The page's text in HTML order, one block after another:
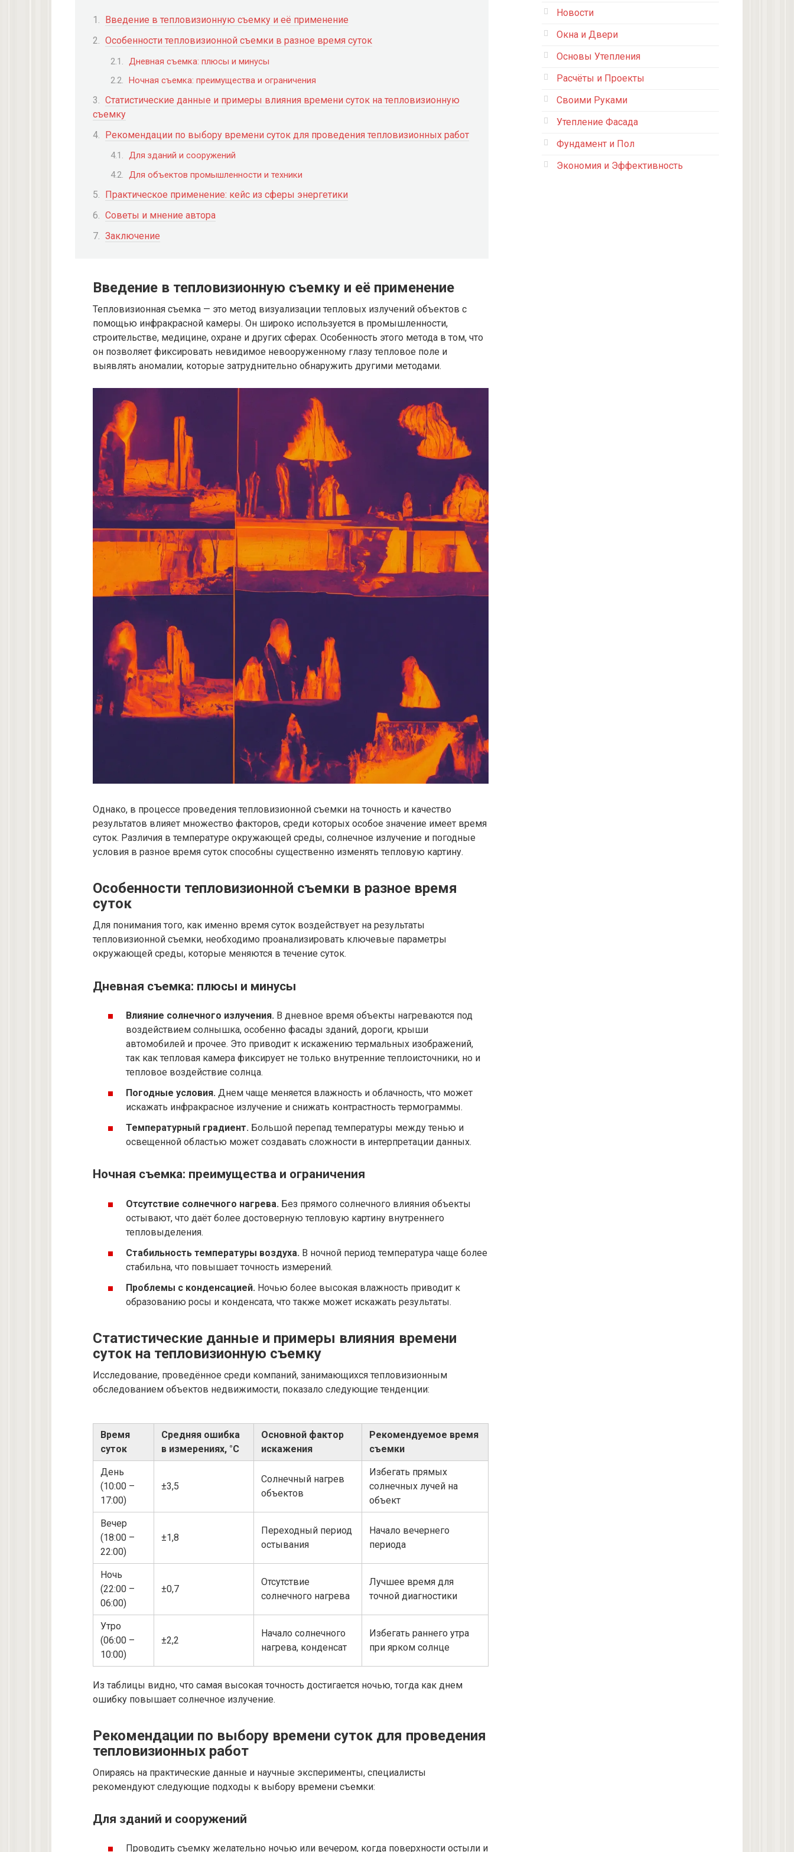
Введение в тепловизионную съемку и её применение
Особенности тепловизионной съемки в разное время суток
Дневная съемка: плюсы и минусы
Ночная съемка: преимущества и ограничения
Статистические данные и примеры влияния времени суток на тепловизионную
съемку
Рекомендации по выбору времени суток для проведения тепловизионных работ
Для зданий и сооружений
Для объектов промышленности и техники
Практическое применение: кейс из сферы энергетики
Советы и мнение автора
Заключение
Введение в тепловизионную съемку и её применение
Тепловизионная съемка — это метод визуализации тепловых излучений объектов с
помощью инфракрасной камеры. Он широко используется в промышленности,
строительстве, медицине, охране и других сферах. Особенность этого метода в том, что
он позволяет фиксировать невидимое невооруженному глазу тепловое поле и
выявлять аномалии, которые затруднительно обнаружить другими методами.
Однако, в процессе проведения тепловизионной съемки на точность и качество
результатов влияет множество факторов, среди которых особое значение имеет время
суток. Различия в температуре окружающей среды, солнечное излучение и погодные
условия в разное время суток способны существенно изменять тепловую картину.
Особенности тепловизионной съемки в разное время
суток
Для понимания того, как именно время суток воздействует на результаты
тепловизионной съемки, необходимо проанализировать ключевые параметры
окружающей среды, которые меняются в течение суток.
Дневная съемка: плюсы и минусы
Влияние солнечного излучения. В дневное время объекты нагреваются под
воздействием солнышка, особенно фасады зданий, дороги, крыши
автомобилей и прочее. Это приводит к искажению термальных изображений,
так как тепловая камера фиксирует не только внутренние теплоисточники, но и
тепловое воздействие солнца.
Погодные условия. Днем чаще меняется влажность и облачность, что может
искажать инфракрасное излучение и снижать контрастность термограммы.
Температурный градиент. Большой перепад температуры между тенью и
освещенной областью может создавать сложности в интерпретации данных.
Ночная съемка: преимущества и ограничения
Отсутствие солнечного нагрева. Без прямого солнечного влияния объекты
остывают, что даёт более достоверную тепловую картину внутреннего
тепловыделения.
Стабильность температуры воздуха. В ночной период температура чаще более
стабильна, что повышает точность измерений.
Проблемы с конденсацией. Ночью более высокая влажность приводит к
образованию росы и конденсата, что также может искажать результаты.
Статистические данные и примеры влияния времени
суток на тепловизионную съемку
Исследование, проведённое среди компаний, занимающихся тепловизионным
обследованием объектов недвижимости, показало следующие тенденции:
Время
суток
Средняя ошибка
в измерениях, °C
Основной фактор
искажения
Рекомендуемое время
съемки
День
(10:00 –
17:00)
±3,5
Солнечный нагрев
объектов
Избегать прямых
солнечных лучей на
объект
Вечер
(18:00 –
22:00)
±1,8
Переходный период
остывания
Начало вечернего
периода
Ночь
(22:00 –
06:00)
±0,7
Отсутствие
солнечного нагрева
Лучшее время для
точной диагностики
Утро
(06:00 –
10:00)
±2,2
Начало солнечного
нагрева, конденсат
Избегать раннего утра
при ярком солнце
Из таблицы видно, что самая высокая точность достигается ночью, тогда как днем
ошибку повышает солнечное излучение.
Рекомендации по выбору времени суток для проведения
тепловизионных работ
Опираясь на практические данные и научные эксперименты, специалисты
рекомендуют следующие подходы к выбору времени съемки:
Для зданий и сооружений
Проводить съемку желательно ночью или вечером, когда поверхности остыли и
Новости
Окна и Двери
Основы Утепления
Расчёты и Проекты
Своими Руками
Утепление Фасада
Фундамент и Пол
Экономия и Эффективность